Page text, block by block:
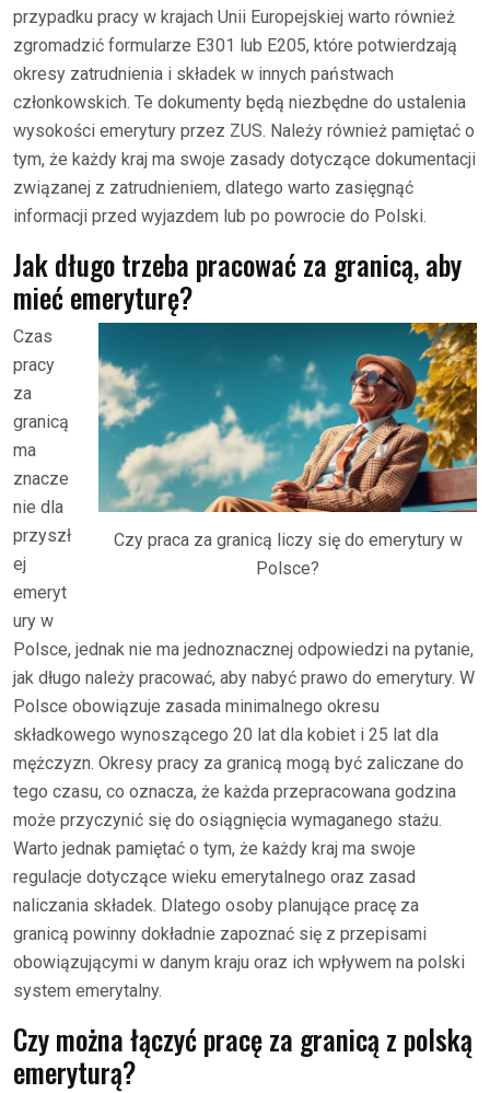
przypadku pracy w krajach Unii Europejskiej warto również
zgromadzić formularze E301 lub E205, które potwierdzają
okresy zatrudnienia i składek w innych państwach
członkowskich. Te dokumenty będą niezbędne do ustalenia
wysokości emerytury przez ZUS. Należy również pamiętać o
tym, że każdy kraj ma swoje zasady dotyczące dokumentacji
związanej z zatrudnieniem, dlatego warto zasięgnąć
informacji przed wyjazdem lub po powrocie do Polski.
Jak długo trzeba pracować za granicą, aby
mieć emeryturę?
Czy praca za granicą liczy się do emerytury w
Polsce?
Czas
pracy
za
granicą
ma
znacze
nie dla
przyszł
ej
emeryt
ury w
Polsce, jednak nie ma jednoznacznej odpowiedzi na pytanie,
jak długo należy pracować, aby nabyć prawo do emerytury. W
Polsce obowiązuje zasada minimalnego okresu
składkowego wynoszącego 20 lat dla kobiet i 25 lat dla
mężczyzn. Okresy pracy za granicą mogą być zaliczane do
tego czasu, co oznacza, że każda przepracowana godzina
może przyczynić się do osiągnięcia wymaganego stażu.
Warto jednak pamiętać o tym, że każdy kraj ma swoje
regulacje dotyczące wieku emerytalnego oraz zasad
naliczania składek. Dlatego osoby planujące pracę za
granicą powinny dokładnie zapoznać się z przepisami
obowiązującymi w danym kraju oraz ich wpływem na polski
system emerytalny.
Czy można łączyć pracę za granicą z polską
emeryturą?